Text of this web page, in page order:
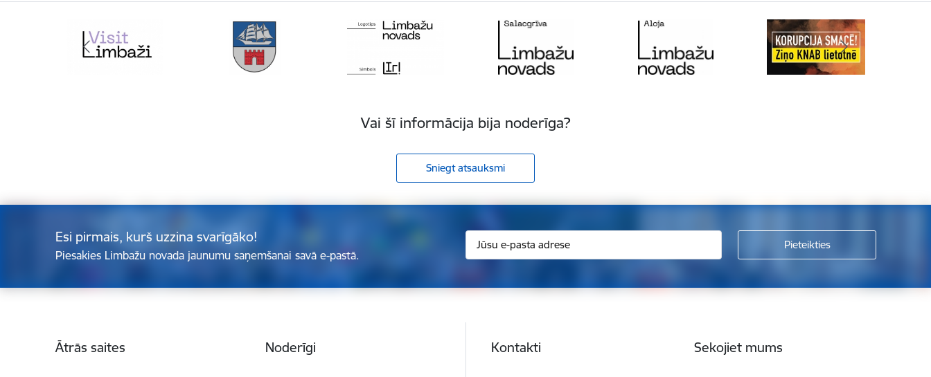
Vai šī informācija bija noderīga?
Sniegt atsauksmi
Esi pirmais, kurš uzzina svarīgāko!
Piesakies Limbažu novada jaunumu saņemšanai savā e-pastā.
Ātrās saites Noderīgi Kontakti Sekojiet mums